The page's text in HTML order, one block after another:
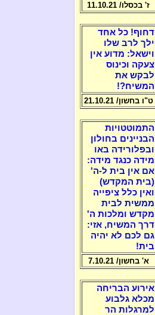
ז' בכסלו/ 11.10.21
דחוף! כל אחד
ילך לרב שלו
וישאל: מדוע אין
צעקה וכינוס
לבקש את
המשיח?!
ט"ו בחשון/ 21.10.21
התמוטטויות
הבניינים בחולון
ובפלורידה באו
מידה כנגד מידה:
אם אין בית ל-ה'
(בית המקדש)
ואין כלל ציפייה
ממשית לבית
מקדש ומלכות ה'
דרך המשיח, אזי:
גם לכם לא יהיה
בית!
א' בחשון/ 7.10.21
אירוע הבריחה
מכלא גלבוע
למרגלות הר